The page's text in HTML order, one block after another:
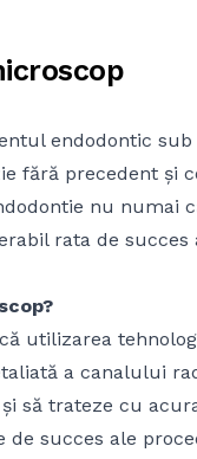
endodontic sub
fără precedent și
nu numai
rata de
utilizarea
a canalului
să trateze cu
de succes ale